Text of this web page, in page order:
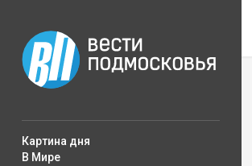
Картина дня
В Мире